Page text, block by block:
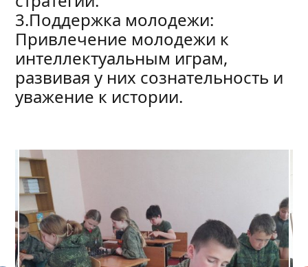
3.Поддержка молодежи:
Привлечение молодежи к
интеллектуальным играм,
развивая у них сознательность и
уважение к истории.